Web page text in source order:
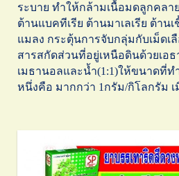
ระบาย ทำให้กล้ามเนื้อมดลูกคล
ต้านแบคทีเรีย ต้านมาเลเรีย ต้าน
แมลง กระตุ้นการจับกลุ่มกับเม็ดเ
สารสกัดส่วนที่อยู่เหนือดินด้วยเอธ
เมธานอลและน้ำ(1:1)ให้ขนาดที่ท
หนึ่งคือ มากกว่า 1กรัม/กิโลกรัม